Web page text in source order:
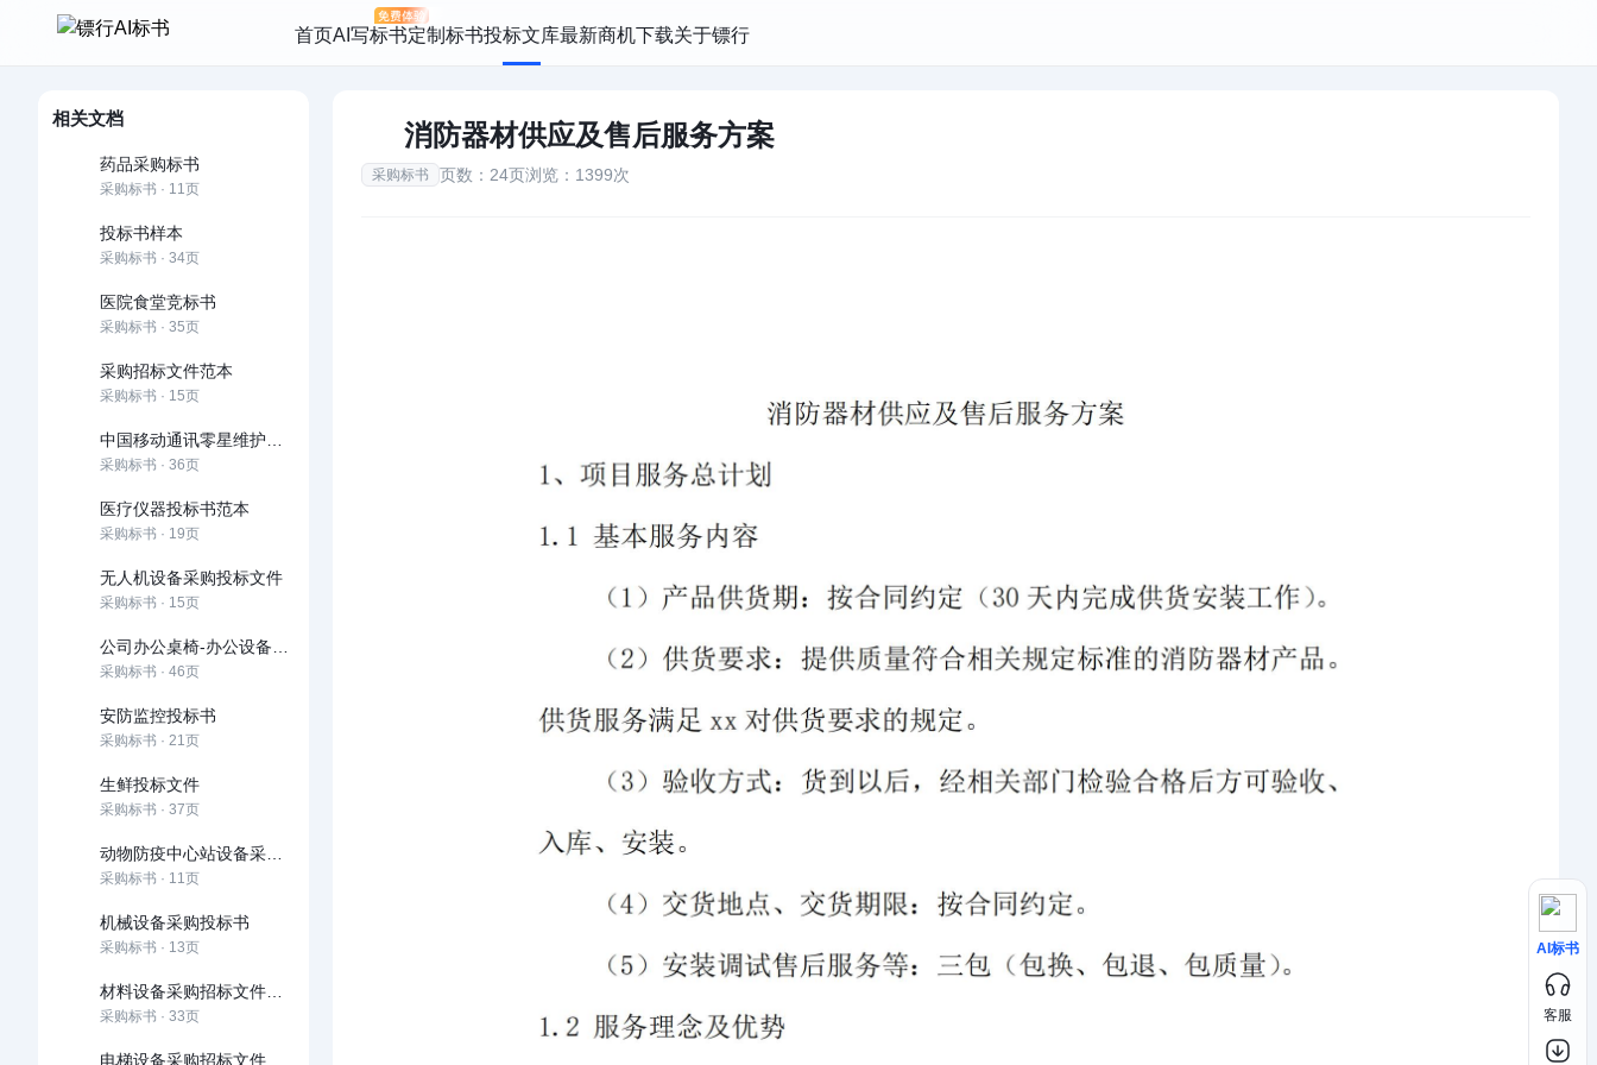
首页AI写标书定制标书投标文库最新商机下载关于镖行
相关文档
药品采购标书
采购标书 · 11页
投标书样本
采购标书 · 34页
医院食堂竞标书
采购标书 · 35页
采购招标文件范本
采购标书 · 15页
采购标书 · 36页
医疗仪器投标书范本
采购标书 · 19页
无人机设备采购投标文件
采购标书 · 15页
采购标书 · 46页
安防监控投标书
采购标书 · 21页
生鲜投标文件
采购标书 · 37页
采购标书 · 11页
机械设备采购投标书
采购标书 · 13页
采购标书 · 33页
电梯设备采购招标文件
消防器材供应及售后服务方案
采购标书 页数：24页浏览：1399次
AI标书
客服